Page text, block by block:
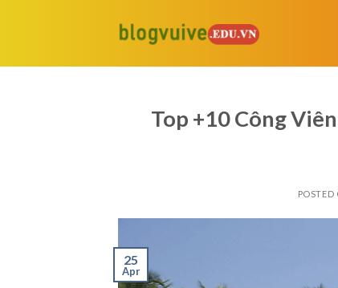
Top +10 Công
POSTED
25
Apr